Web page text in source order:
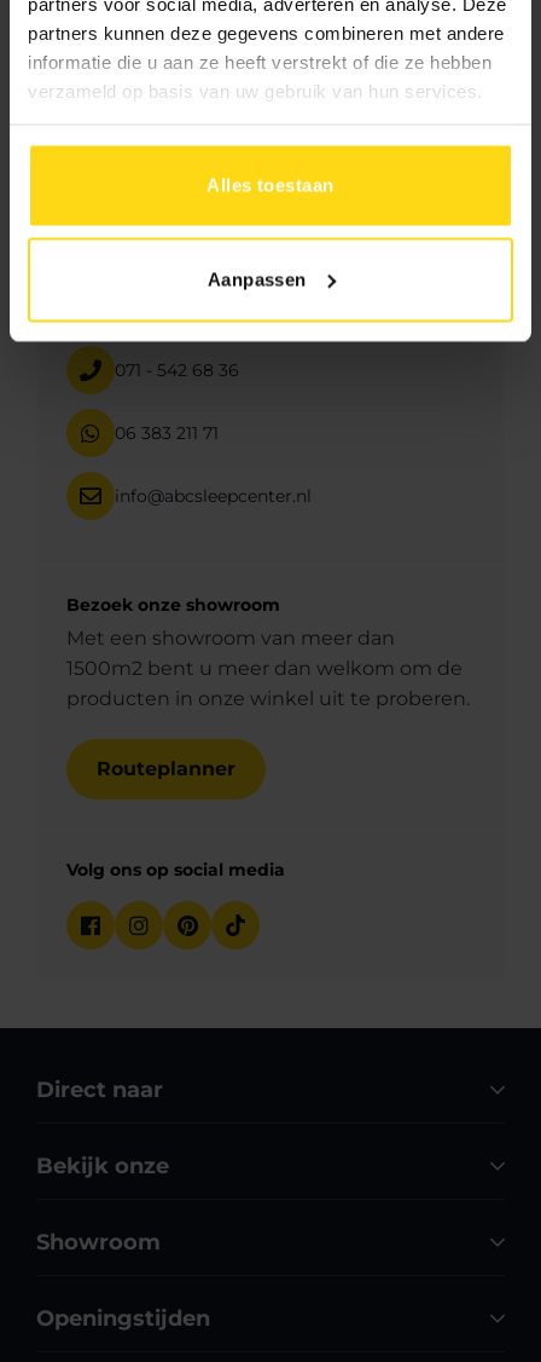
partners kunnen deze gegevens combineren met andere
informatie die u aan ze heeft verstrekt of die ze hebben
verzameld op basis van uw gebruik van hun services.
Alles toestaan
Aanpassen
Specificaties
071 - 542 68 36
06 383 211 71
info@abcsleepcenter.nl
Bezoek onze showroom
Met een showroom van meer dan
1500m2 bent u meer dan welkom om de
producten in onze winkel uit te proberen.
Routeplanner
Volg ons op social media
Direct naar
Bekijk onze
Showroom
Openingstijden